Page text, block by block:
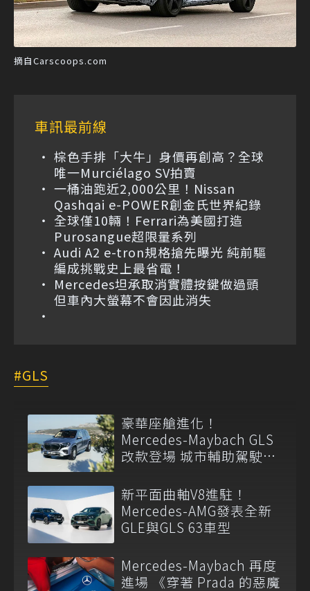
摘自Carscoops.com
車訊最前線
棕色手排「大牛」身價再創高？全球
唯一Murciélago SV拍賣
一桶油跑近2,000公里！Nissan
Qashqai e-POWER創金氏世界紀錄
全球僅10輛！Ferrari為美國打造
Purosangue超限量系列
Audi A2 e-tron規格搶先曝光 純前驅
編成挑戰史上最省電！
Mercedes坦承取消實體按鍵做過頭
但車內大螢幕不會因此消失
GLS
豪華座艙進化！
Mercedes-Maybach GLS
改款登場 城市輔助駕駛首
新平面曲軸V8進駐！
Mercedes-AMG發表全新
GLE與GLS 63車型
Mercedes-Maybach 再度
進場 《穿著 Prada 的惡魔